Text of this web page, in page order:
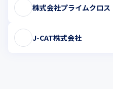
株式会社プライムクロス
J-CAT株式会社